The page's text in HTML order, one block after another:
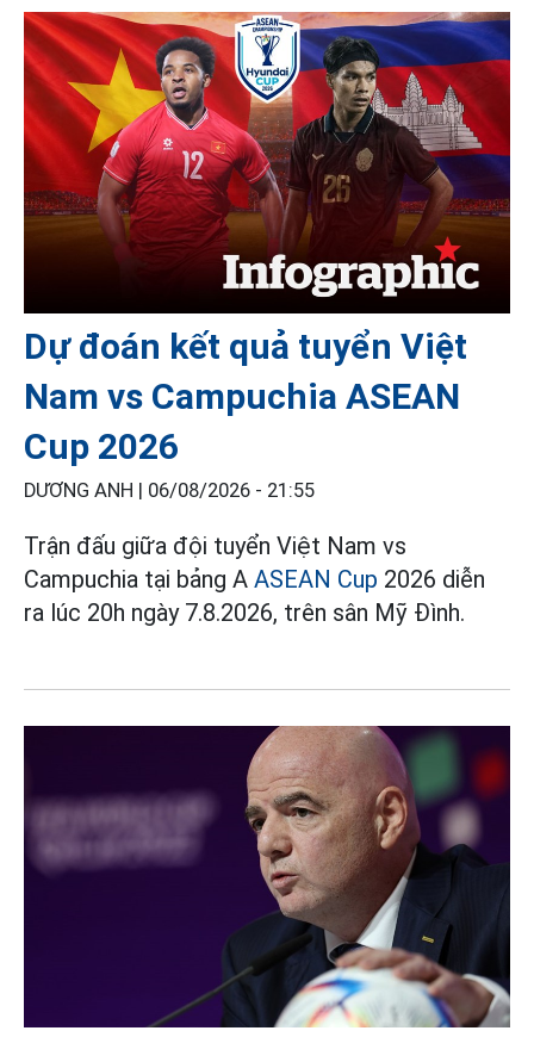
Dự đoán kết quả tuyển Việt
Nam vs Campuchia ASEAN
Cup 2026
DƯƠNG ANH | 06/08/2026 - 21:55
Trận đấu giữa đội tuyển Việt Nam vs
Campuchia tại bảng A ASEAN Cup 2026 diễn
ra lúc 20h ngày 7.8.2026, trên sân Mỹ Đình.